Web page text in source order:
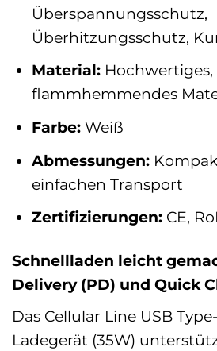
Überspannungsschutz,
Überhitzungsschutz,
Material: Hochwertiges,
flammhemmendes
Farbe: Weiß
Abmessungen:
einfachen Transport
Zertifizierungen: CE,
Schnellladen leicht
Delivery (PD) und Quick
Das Cellular Line USB
Ladegerät (35W)